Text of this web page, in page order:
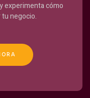
experimenta cómo
negocio.